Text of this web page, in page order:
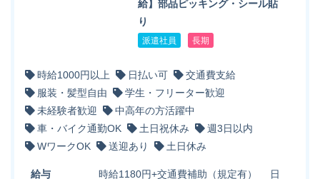
給】部品ピッキング・シール貼
り
派遣社員 長期
時給1000円以上 日払い可
交通費支給
服装・髪型自由
学生・フリーター歓迎
未経験者歓迎
中高年の方活躍中
車・バイク通勤OK
土日祝休み
週3日以内
WワークOK
送迎あり 土日休み
給与
時給1180円+交通費補助（規定有） 日